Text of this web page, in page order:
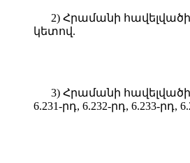
2) Հրամանի
կետով.
3) Հրամանի հավելվածի
6.231-րդ, 6.232-րդ, 6.233-րդ,